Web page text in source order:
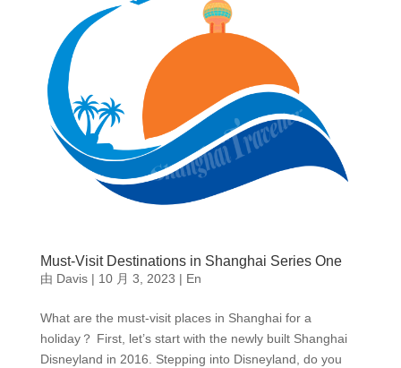
Must-Visit Destinations in Shanghai Series One
由 Davis| 10 月 3, 2023 | En
What are the must-visit places in Shanghai for a
holiday？ First, let’s start with the newly built Shanghai
Disneyland in 2016. Stepping into Disneyland, do you